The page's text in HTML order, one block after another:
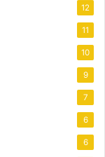
12
11
10
9
7
6
6